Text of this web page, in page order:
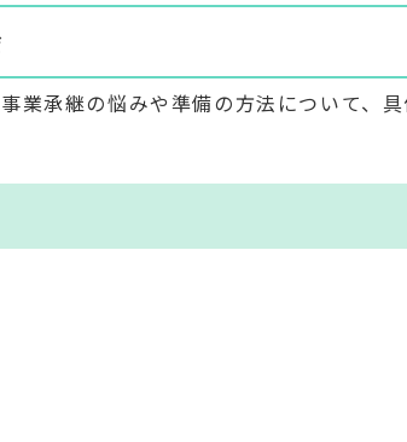
業承継の悩みや準備の方法について、